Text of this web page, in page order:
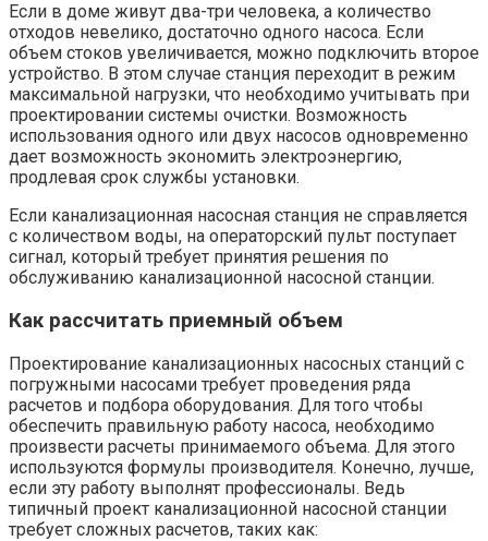
Если в доме живут два-три человека, а количество
отходов невелико, достаточно одного насоса. Если
объем стоков увеличивается, можно подключить второе
устройство. В этом случае станция переходит в режим
максимальной нагрузки, что необходимо учитывать при
проектировании системы очистки. Возможность
использования одного или двух насосов одновременно
дает возможность экономить электроэнергию,
продлевая срок службы установки.
Если канализационная насосная станция не справляется
с количеством воды, на операторский пульт поступает
сигнал, который требует принятия решения по
обслуживанию канализационной насосной станции.
Как рассчитать приемный объем
Проектирование канализационных насосных станций с
погружными насосами требует проведения ряда
расчетов и подбора оборудования. Для того чтобы
обеспечить правильную работу насоса, необходимо
произвести расчеты принимаемого объема. Для этого
используются формулы производителя. Конечно, лучше,
если эту работу выполнят профессионалы. Ведь
типичный проект канализационной насосной станции
требует сложных расчетов, таких как: